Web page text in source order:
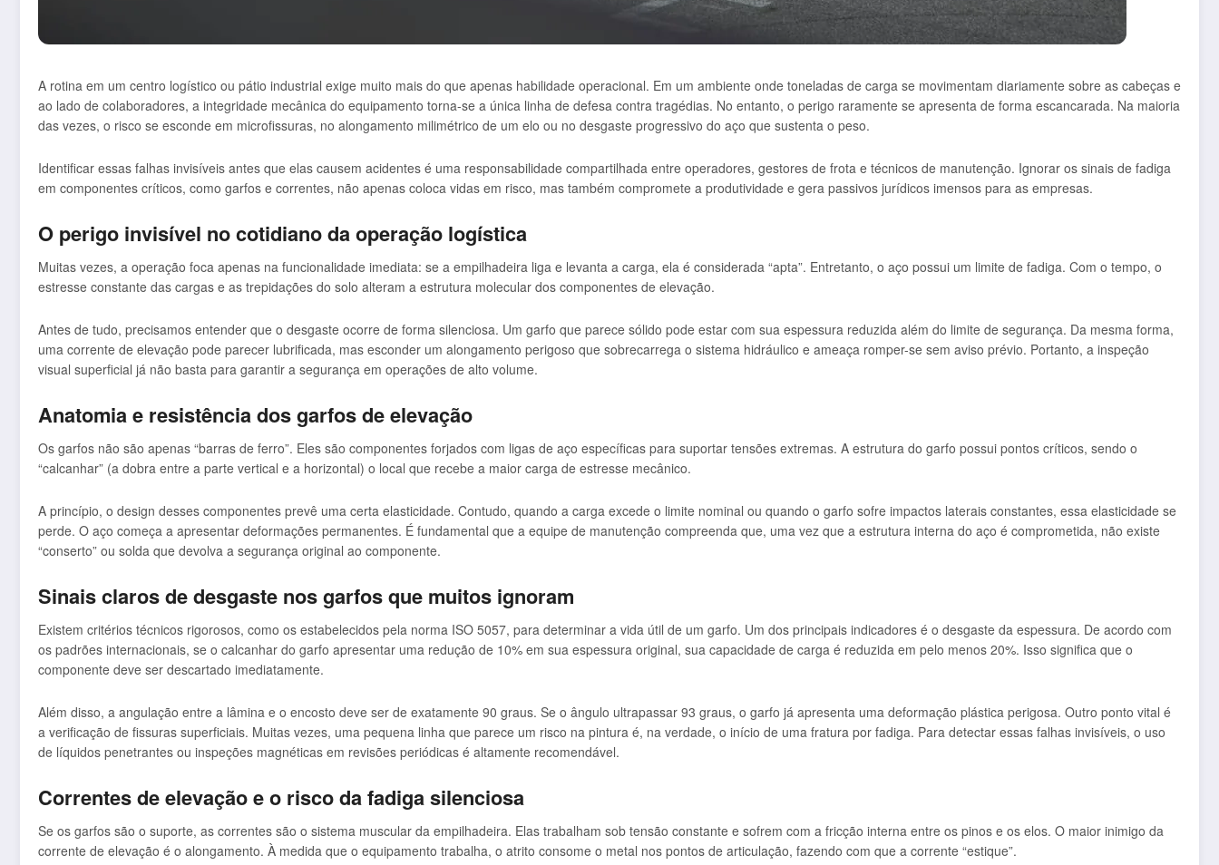
A rotina em um centro logístico ou pátio industrial exige muito mais do que apenas habilidade operacional. Em um ambiente onde toneladas de carga se movimentam diariamente sobre as cabeças e
ao lado de colaboradores, a integridade mecânica do equipamento torna-se a única linha de defesa contra tragédias. No entanto, o perigo raramente se apresenta de forma escancarada. Na maioria
das vezes, o risco se esconde em microfissuras, no alongamento milimétrico de um elo ou no desgaste progressivo do aço que sustenta o peso.
Identificar essas falhas invisíveis antes que elas causem acidentes é uma responsabilidade compartilhada entre operadores, gestores de frota e técnicos de manutenção. Ignorar os sinais de fadiga
em componentes críticos, como garfos e correntes, não apenas coloca vidas em risco, mas também compromete a produtividade e gera passivos jurídicos imensos para as empresas.
O perigo invisível no cotidiano da operação logística
Muitas vezes, a operação foca apenas na funcionalidade imediata: se a empilhadeira liga e levanta a carga, ela é considerada “apta”. Entretanto, o aço possui um limite de fadiga. Com o tempo, o
estresse constante das cargas e as trepidações do solo alteram a estrutura molecular dos componentes de elevação.
Antes de tudo, precisamos entender que o desgaste ocorre de forma silenciosa. Um garfo que parece sólido pode estar com sua espessura reduzida além do limite de segurança. Da mesma forma,
uma corrente de elevação pode parecer lubrificada, mas esconder um alongamento perigoso que sobrecarrega o sistema hidráulico e ameaça romper-se sem aviso prévio. Portanto, a inspeção
visual superficial já não basta para garantir a segurança em operações de alto volume.
Anatomia e resistência dos garfos de elevação
Os garfos não são apenas “barras de ferro”. Eles são componentes forjados com ligas de aço específicas para suportar tensões extremas. A estrutura do garfo possui pontos críticos, sendo o
“calcanhar” (a dobra entre a parte vertical e a horizontal) o local que recebe a maior carga de estresse mecânico.
A princípio, o design desses componentes prevê uma certa elasticidade. Contudo, quando a carga excede o limite nominal ou quando o garfo sofre impactos laterais constantes, essa elasticidade se
perde. O aço começa a apresentar deformações permanentes. É fundamental que a equipe de manutenção compreenda que, uma vez que a estrutura interna do aço é comprometida, não existe
“conserto” ou solda que devolva a segurança original ao componente.
Sinais claros de desgaste nos garfos que muitos ignoram
Existem critérios técnicos rigorosos, como os estabelecidos pela norma ISO 5057, para determinar a vida útil de um garfo. Um dos principais indicadores é o desgaste da espessura. De acordo com
os padrões internacionais, se o calcanhar do garfo apresentar uma redução de 10% em sua espessura original, sua capacidade de carga é reduzida em pelo menos 20%. Isso significa que o
componente deve ser descartado imediatamente.
Além disso, a angulação entre a lâmina e o encosto deve ser de exatamente 90 graus. Se o ângulo ultrapassar 93 graus, o garfo já apresenta uma deformação plástica perigosa. Outro ponto vital é
a verificação de fissuras superficiais. Muitas vezes, uma pequena linha que parece um risco na pintura é, na verdade, o início de uma fratura por fadiga. Para detectar essas falhas invisíveis, o uso
de líquidos penetrantes ou inspeções magnéticas em revisões periódicas é altamente recomendável.
Correntes de elevação e o risco da fadiga silenciosa
Se os garfos são o suporte, as correntes são o sistema muscular da empilhadeira. Elas trabalham sob tensão constante e sofrem com a fricção interna entre os pinos e os elos. O maior inimigo da
corrente de elevação é o alongamento. À medida que o equipamento trabalha, o atrito consome o metal nos pontos de articulação, fazendo com que a corrente “estique”.